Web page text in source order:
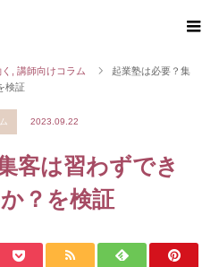
講師向けコラム
起業塾は必要？集
検証
2023.09.22
客は習わずでき
？を検証